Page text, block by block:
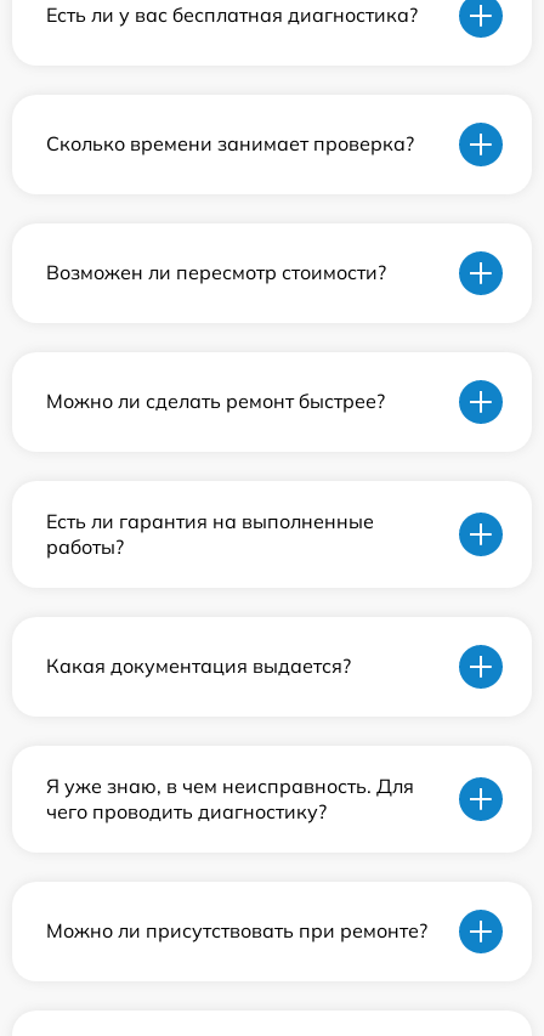
Есть ли у вас бесплатная диагностика?
Сколько времени занимает проверка?
Возможен ли пересмотр стоимости?
Можно ли сделать ремонт быстрее?
Есть ли гарантия на выполненные
работы?
Какая документация выдается?
Я уже знаю, в чем неисправность. Для
чего проводить диагностику?
Можно ли присутствовать при ремонте?